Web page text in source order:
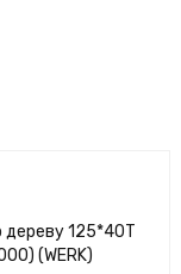
дереву 125*40T
(WERK)